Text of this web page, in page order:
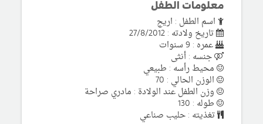
معلومات الطفل
اسم الطفل : اريج
تاريخ ولادته : 27/8/2012
عمره : 9 سنوات
جنسه : أنثى
محيط رأسه : طبيعي
الوزن الحالي : 70
وزن الطفل عند الولادة : مادري صراحة
طوله : 130
تغذيته : حليب صناعي